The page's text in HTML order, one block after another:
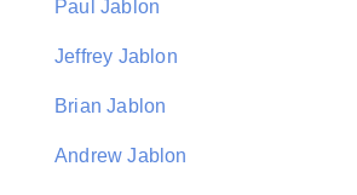
Paul Jablon
Jeffrey Jablon
Brian Jablon
Andrew Jablon